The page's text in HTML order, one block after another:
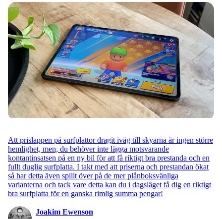
Att prislappen på surfplattor dragit iväg till skyarna är ingen större
hemlighet, men, du behöver inte lägga motsvarande
kontantinsatsen på en ny bil för att få riktigt bra prestanda och en
fullt duglig surfplatta. I takt med att priserna och prestandan ökat
så har detta även spillt över på de mer plånboksvänliga
varianterna och tack vare detta kan du i dagsläget få dig en riktigt
bra surfplatta för en ganska rimlig summa pengar!
Joakim Ewenson